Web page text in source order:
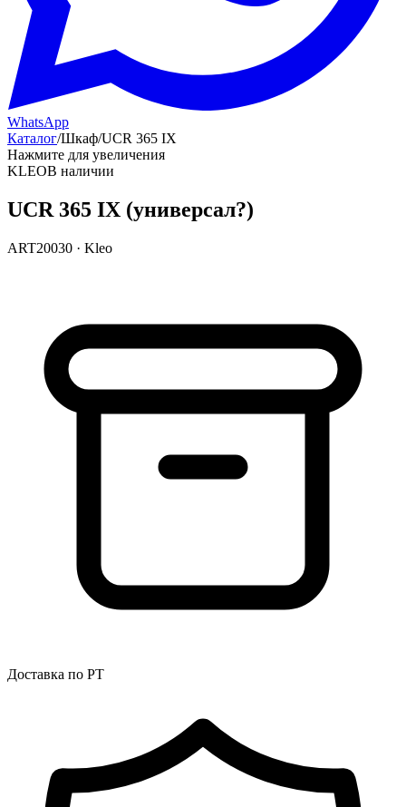
WhatsApp
Каталог/Шкаф/UCR 365 IX
Нажмите для увеличения
KLEOВ наличии
UCR 365 IX (универсал?)
ART20030 · Kleo
Доставка по РТ